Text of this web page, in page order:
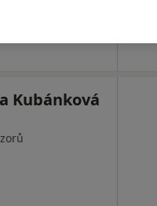
Kubánková